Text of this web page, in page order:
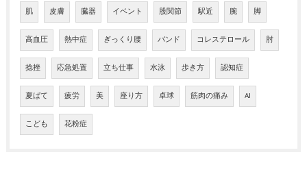
肌 皮膚 臓器 イベント 股関節 駅近 腕 脚
高血圧 熱中症 ぎっくり腰 バンド コレステロール 肘
捻挫 応急処置 立ち仕事 水泳 歩き方 認知症
夏ばて 疲労 美 座り方 卓球 筋肉の痛み AI
こども 花粉症